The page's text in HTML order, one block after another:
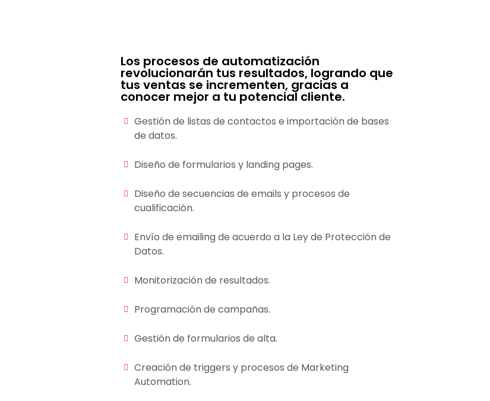
Los procesos de automatización
revolucionarán tus resultados, logrando que
tus ventas se incrementen, gracias a
conocer mejor a tu potencial cliente.
Gestión de listas de contactos e importación de bases
de datos.
Diseño de formularios y landing pages.
Diseño de secuencias de emails y procesos de
cualificación.
Envío de emailing de acuerdo a la Ley de Protección de
Datos.
Monitorización de resultados.
Programación de campañas.
Gestión de formularios de alta.
Creación de triggers y procesos de Marketing
Automation.